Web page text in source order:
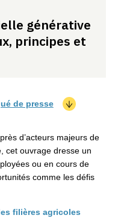
générative
principes et
de presse
d’acteurs majeurs de
cet ouvrage dresse un
ou en cours de
comme les défis
filières agricoles